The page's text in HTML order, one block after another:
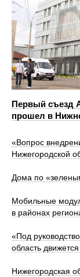
Первый съезд
прошел в
«Вопрос
Нижегородской
Дома по
Мобильные
в районах
«Под
область
Нижегородская